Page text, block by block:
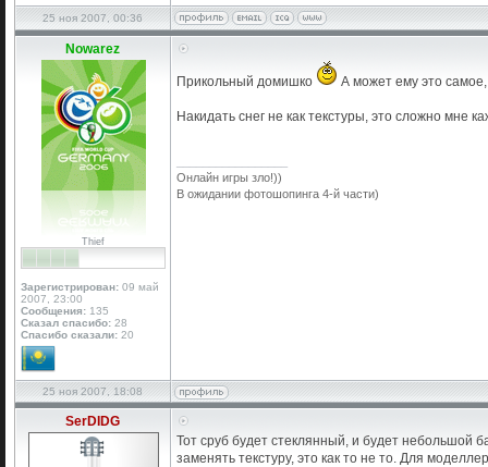
25 ноя 2007, 00:36
Nowarez
Thief
Зарегистрирован: 09 май
2007, 23:00
Сообщения: 135
Сказал спасибо: 28
Спасибо сказали: 20
Прикольный домишко А может ему это
Накидать снег не как текстуры, это сложно мне
Онлайн игры зло!))
В ожидании фотошопинга 4-й части)
25 ноя 2007, 18:08
SerDIDG
Тот сруб будет стеклянный, и будет небольшой
заменять текстуру, это как то не то. Для